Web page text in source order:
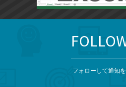
フォローして通知